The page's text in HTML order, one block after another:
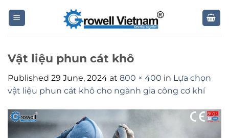
Vật liệu phun cát khô
Published 29 June, 2024 at 800 × 400 in Lựa chọn
vật liệu phun cát khô cho ngành gia công cơ khí